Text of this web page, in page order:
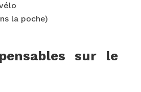
la poche)
sur le